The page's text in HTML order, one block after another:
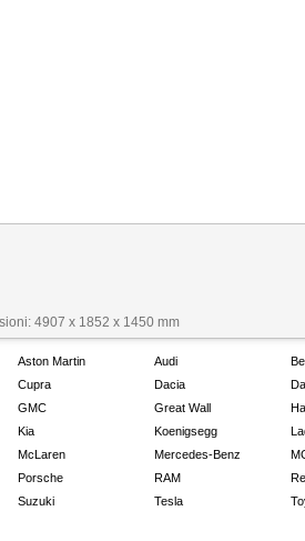
4907 x 1852 x 1450 mm
Aston Martin Audi
Cupra Dacia
GMC Great Wall
Kia Koenigsegg
McLaren Mercedes-Benz
Porsche RAM
Suzuki Tesla